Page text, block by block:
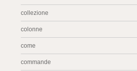
collezione
colonne
come
commande